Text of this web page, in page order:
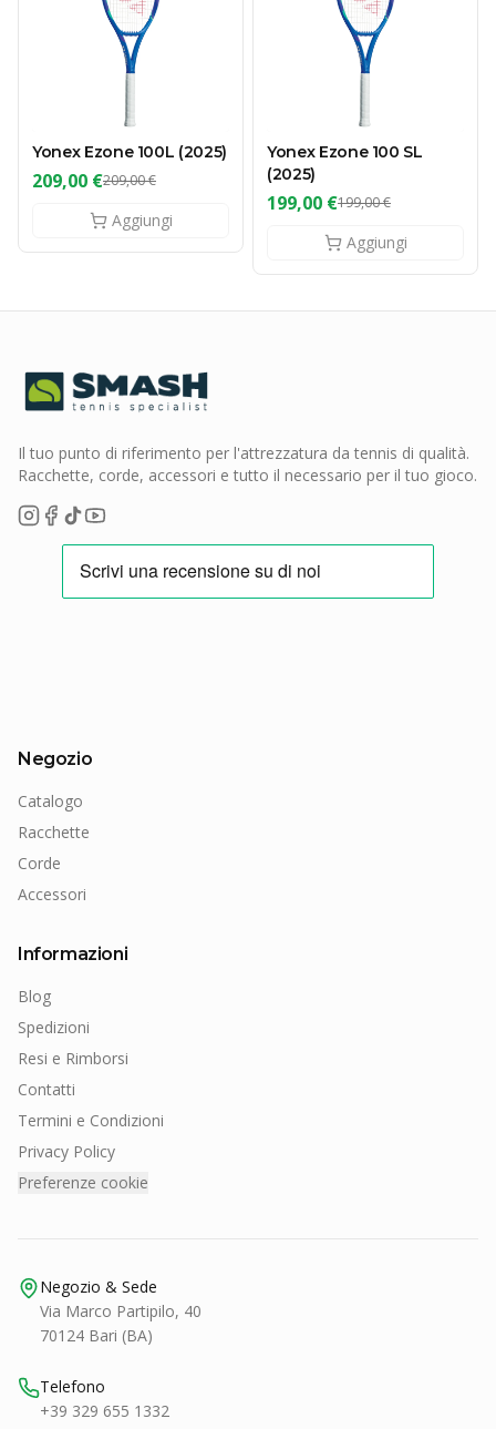
Yonex Ezone 100L (2025)
209,00 €209,00 €
Aggiungi
Yonex Ezone 100 SL
(2025)
199,00 €199,00 €
Aggiungi
Il tuo punto di riferimento per l'attrezzatura da tennis di qualità.
Racchette, corde, accessori e tutto il necessario per il tuo gioco.
Negozio
Catalogo
Racchette
Corde
Accessori
Informazioni
Blog
Spedizioni
Resi e Rimborsi
Contatti
Termini e Condizioni
Privacy Policy
Preferenze cookie
Negozio & Sede
Via Marco Partipilo, 40
70124 Bari (BA)
Telefono
+39 329 655 1332